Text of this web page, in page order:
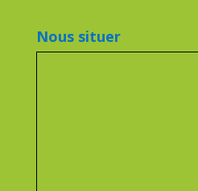
Nous situer